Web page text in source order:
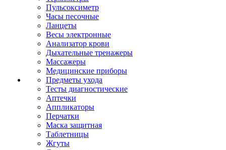
Пульсоксиметр
Часы песочные
Ланцеты
Весы электронные
Анализатор крови
Дыхательные тренажеры
Массажеры
Медицинские приборы
Предметы ухода
Тесты диагностические
Аптечки
Аппликаторы
Перчатки
Маска защитная
Таблетницы
Жгуты